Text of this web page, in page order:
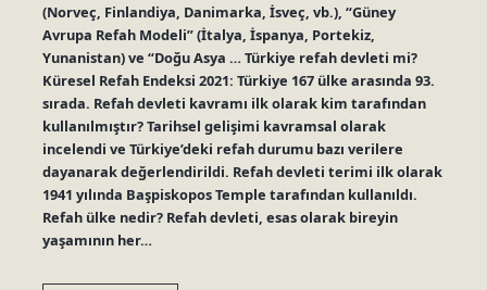
(Norveç, Finlandiya, Danimarka, İsveç, vb.), “Güney
Avrupa Refah Modeli” (İtalya, İspanya, Portekiz,
Yunanistan) ve “Doğu Asya … Türkiye refah devleti mi?
Küresel Refah Endeksi 2021: Türkiye 167 ülke arasında 93.
sırada. Refah devleti kavramı ilk olarak kim tarafından
kullanılmıştır? Tarihsel gelişimi kavramsal olarak
incelendi ve Türkiye’deki refah durumu bazı verilere
dayanarak değerlendirildi. Refah devleti terimi ilk olarak
1941 yılında Başpiskopos Temple tarafından kullanıldı.
Refah ülke nedir? Refah devleti, esas olarak bireyin
yaşamının her…